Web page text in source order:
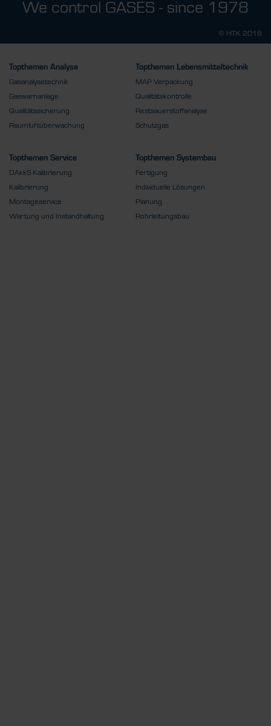
We control GASES - since 1978
© HTK 2018
Topthemen Analyse
Gasanalysetechnik
Gaswarnanlage
Qualitätssicherung
Raumluftüberwachung
Topthemen Lebensmitteltechnik
MAP Verpackung
Qualitätskontrolle
Restsauerstoffanalyse
Schutzgas
Topthemen Service
DAkkS Kalibrierung
Kalibrierung
Montageservice
Wartung und Instandhaltung
Topthemen Systembau
Fertigung
Individuelle Lösungen
Planung
Rohrleitungsbau